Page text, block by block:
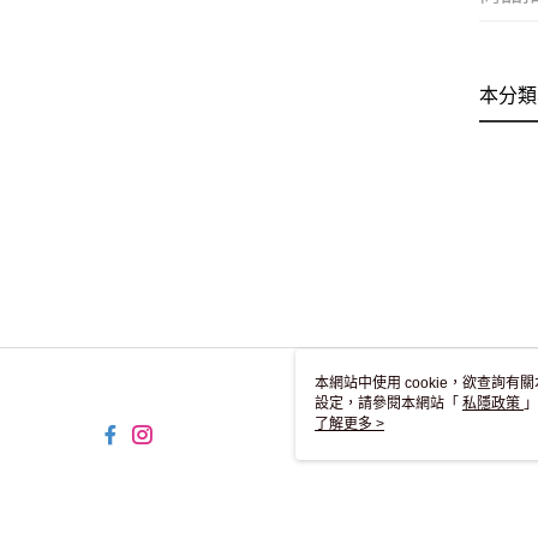
本分
本網站中使用 cookie，欲查詢有
設定，請參閱本網站「 私隱政策
用 cookie。
了解更多 >